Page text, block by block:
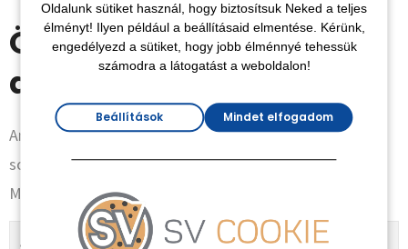
Összehasonlítás: Milyen
anyagot válasszunk?
Amikor a tető felújítása során a hőszigetelésre kerül a
sor, két fő bio-alapú anyag közül választhatsz nálunk.
Mindkettő kiváló, de más-más igényekre szabott.
Jellemző Wolfinger Cellulóz GUTEX Farost
Oldalunk sütiket használ, hogy biztosítsuk Neked a teljes
élményt! Ilyen például a beállításaid elmentése. Kérünk,
engedélyezd a sütiket, hogy jobb élménnyé tehessük
számodra a látogatást a weboldalon!
Beállítások Mindet elfogadom